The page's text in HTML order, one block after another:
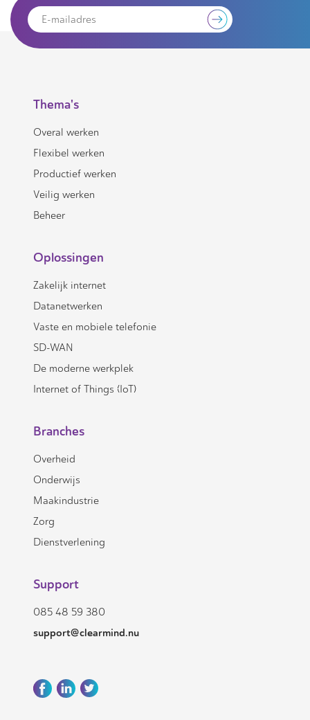
Thema's
Overal werken
Flexibel werken
Productief werken
Veilig werken
Beheer
Oplossingen
Zakelijk internet
Datanetwerken
Vaste en mobiele telefonie
SD-WAN
De moderne werkplek
Internet of Things (IoT)
Branches
Overheid
Onderwijs
Maakindustrie
Zorg
Dienstverlening
Support
085 48 59 380
support@clearmind.nu